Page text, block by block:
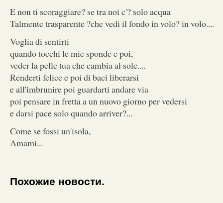
E non ti scoraggiare? se tra noi c'? solo acqua
Talmente trasparente ?che vedi il fondo in volo? in volo....
Voglia di sentirti
quando tocchi le mie sponde e poi,
veder la pelle tua che cambia al sole....
Renderti felice e poi di baci liberarsi
e all'imbrunire poi guardarti andare via
poi pensare in fretta a un nuovo giorno per vedersi
e darsi pace solo quando arriver?...
Come se fossi un'isola,
Amami...
Похожие новости.